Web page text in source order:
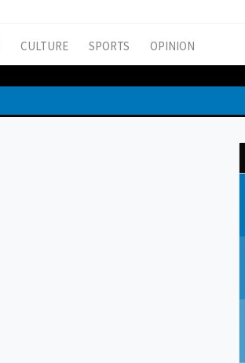
CULTURE SPORTS OPINION